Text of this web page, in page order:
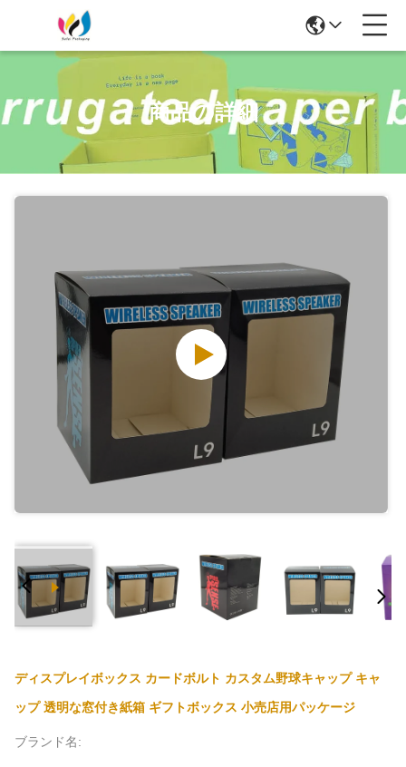
商品の詳細
ディスプレイボックス カードボルト カスタム野球キャップ キャ
ップ 透明な窓付き紙箱 ギフトボックス 小売店用パッケージ
ブランド名: